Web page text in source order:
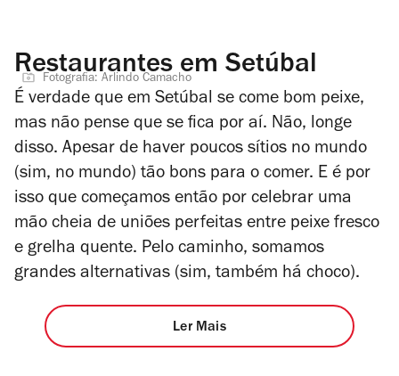
Restaurantes em Setúbal
Fotografia: Arlindo Camacho
É verdade que em Setúbal se come bom peixe,
mas não pense que se fica por aí. Não, longe
disso. Apesar de haver poucos sítios no mundo
(sim, no mundo) tão bons para o comer. E é por
isso que começamos então por celebrar uma
mão cheia de uniões perfeitas entre peixe fresco
e grelha quente. Pelo caminho, somamos
grandes alternativas (sim, também há choco).
Ler Mais